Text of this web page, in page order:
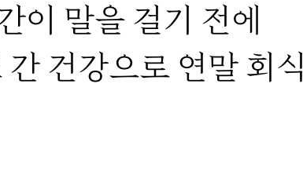
이 말을 걸기 전에
건강으로 연말 회식